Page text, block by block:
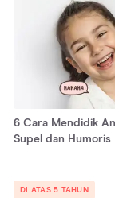
6 Cara Mendidik
Supel dan Humoris
DI ATAS 5 TAHUN